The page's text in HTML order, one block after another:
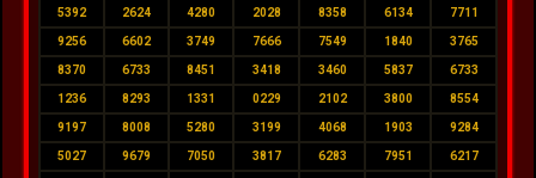
5392 2624 4280 2028 8358 6134 7711
9256 6602 3749 7666 7549 1840 3765
8370 6733 8451 3418 3460 5837 6733
1236 8293 1331 0229 2102 3800 8554
9197 8008 5280 3199 4068 1903 9284
5027 9679 7050 3817 6283 7951 6217